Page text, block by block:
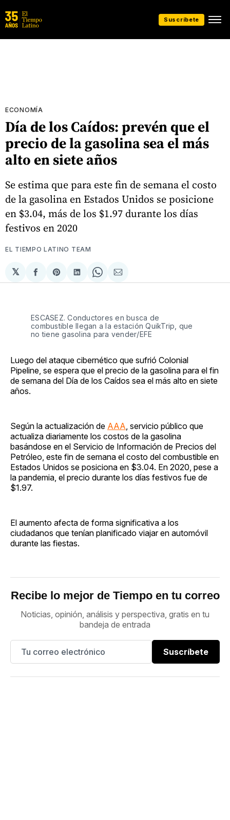
Suscríbete
ECONOMÍA
Día de los Caídos: prevén que el
precio de la gasolina sea el más
alto en siete años
Se estima que para este fin de semana el costo
de la gasolina en Estados Unidos se posicione
en $3.04, más de los $1.97 durante los días
festivos en 2020
EL TIEMPO LATINO TEAM
𝕏
Compartir
en
Share
on
Compartir
en
Share
on
Compartir
via
ESCASEZ. Conductores en busca de
combustible llegan a la estación QuikTrip, que
no tiene gasolina para vender/EFE
Luego del ataque cibernético que sufrió Colonial
Pipeline, se espera que el precio de la gasolina para el fin
de semana del Día de los Caídos sea el más alto en siete
años.
Según la actualización de AAA , servicio público que
actualiza diariamente los costos de la gasolina
basándose en el Servicio de Información de Precios del
Petróleo, este fin de semana el costo del combustible en
Estados Unidos se posiciona en $3.04. En 2020, pese a
la pandemia, el precio durante los días festivos fue de
$1.97.
El aumento afecta de forma significativa a los
ciudadanos que tenían planificado viajar en automóvil
durante las fiestas.
Recibe lo mejor de Tiempo en tu correo
Noticias, opinión, análisis y perspectiva, gratis en tu
bandeja de entrada
Suscríbete